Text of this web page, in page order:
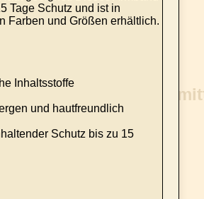
Tage Schutz und ist in
Farben und Größen erhältlich.
Inhaltsstoffe
und hautfreundlich
Schutz bis zu 15